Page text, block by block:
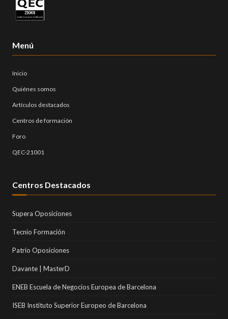
Menú
Inicio
Quiénes somos
Artículos destacados
Centros de formación
Foro
QEC-21001
Centros Destacados
Supera Oposiciones
Tecnio Formación
Patrio Oposiciones
Davante | MasterD
ENEB Escuela de Negocios Europea de Barcelona
ISEB Instituto Superior Europeo de Barcelona